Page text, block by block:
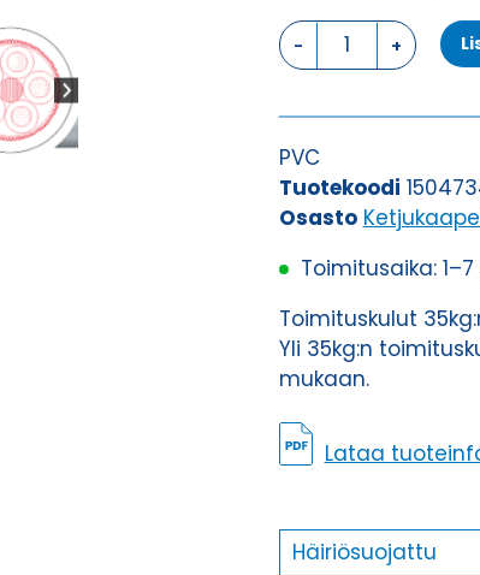
Ketjukaapeli
KAWEFLEX
ECO
C-
PVC
2X1
(AWG18)
määrä
PVC
Tuotekoodi
Osasto
Toimitusaika:
Toimituskulut
Yli 35kg:n
mukaan.
Lataa
Häiriösuojattu